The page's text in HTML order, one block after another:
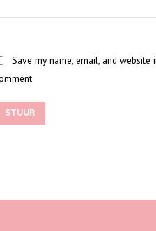
Save my name, email, and
STUUR